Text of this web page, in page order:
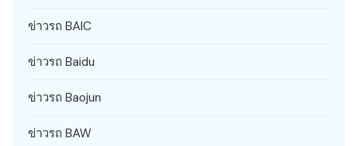
ข่าวรถ BAIC
ข่าวรถ Baidu
ข่าวรถ Baojun
ข่าวรถ BAW